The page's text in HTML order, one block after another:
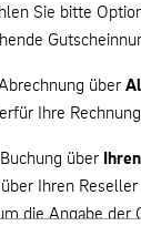
Sie bitte
über
Ihre
über
Ihren
die Angabe der